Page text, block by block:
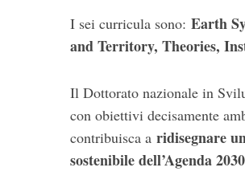
I sei curricula sono: Earth
and Territory, Theories,
Il Dottorato nazionale in
con obiettivi decisamente
contribuisca a ridisegnare
sostenibile dell’Agenda 2030